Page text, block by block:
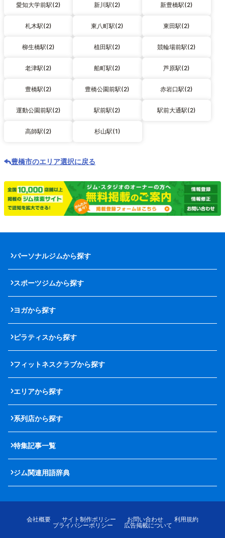
愛知大学前駅(2) 新川駅(2) 新豊橋駅(2)
札木駅(2) 東八町駅(2) 東田駅(2)
柳生橋駅(2) 植田駅(2) 競輪場前駅(2)
老津駅(2) 船町駅(2) 芦原駅(2)
豊橋駅(2) 豊橋公園前駅(2) 赤岩口駅(2)
運動公園前駅(2) 駅前駅(2) 駅前大通駅(2)
高師駅(2) 杉山駅(1)
豊橋市のエリア選択に戻る
パーソナルジムから探す
スポーツジムから探す
ヨガから探す
ピラティスから探す
フィットネスクラブから探す
エリアから探す
系列店から探す
特集記事一覧
ジム関連用語辞典
会社概要 サイト制作ポリシー お問い合わせ
利用規約
プライバシーポリシー
広告掲載について